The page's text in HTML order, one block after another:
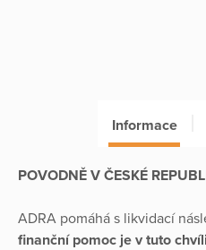
Informace
POVODNĚ V ČESKÉ
ADRA pomáhá s likvidací
finanční pomoc je v tuto